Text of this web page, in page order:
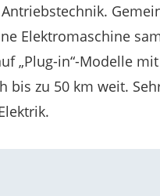
Elektromaschine
„Plug-in“-Modelle
bis zu 50 km weit.